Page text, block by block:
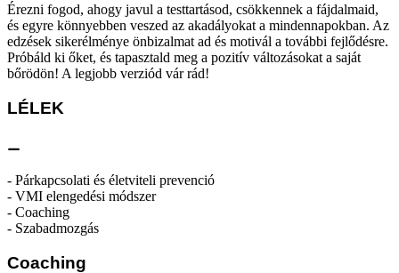
Érezni fogod, ahogy javul a testtartásod, csökkennek a fájdalmaid,
és egyre könnyebben veszed az akadályokat a mindennapokban. Az
edzések sikerélménye önbizalmat ad és motivál a további fejlődésre.
Próbáld ki őket, és tapasztald meg a pozitív változásokat a saját
bőrödön! A legjobb verziód vár rád!
LÉLEK
⚊
- Párkapcsolati és életviteli prevenció
- VMI elengedési módszer
- Coaching
- Szabadmozgás
Coaching